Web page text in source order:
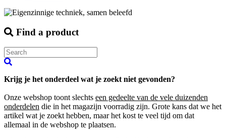
Find a product
Krijg je het onderdeel wat je zoekt niet gevonden?
Onze webshop toont slechts een gedeelte van de vele duizenden
onderdelen die in het magazijn voorradig zijn. Grote kans dat we het
artikel wat je zoekt hebben, maar het kost te veel tijd om dat
allemaal in de webshop te plaatsen.